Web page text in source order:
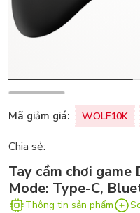
Mã giảm giá: WOLF10K
Chia sẻ:
Tay cầm chơi
Mode: Type-C,
Thông tin sản phẩm